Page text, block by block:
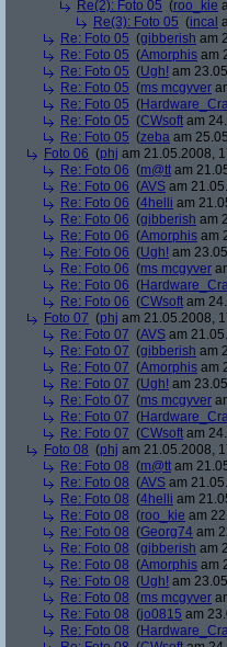
Re(2): Foto 05 (roo_kie
Re(3): Foto 05 (incal
Re: Foto 05 (gibberish am
Re: Foto 05 (Amorphis am
Re: Foto 05 (Ugh! am
Re: Foto 05 (ms mcgyver
Re: Foto 05 (
Re: Foto 05 (CWsoft am
Re: Foto 05 (zeba am
Foto 06 (phj am 21.05.2008,
Re: Foto 06 (m@tt am
Re: Foto 06 (AVS am
Re: Foto 06 (4helli am
Re: Foto 06 (gibberish am
Re: Foto 06 (Amorphis am
Re: Foto 06 (Ugh! am
Re: Foto 06 (ms mcgyver
Re: Foto 06 (
Re: Foto 06 (CWsoft am
Foto 07 (phj am 21.05.2008,
Re: Foto 07 (AVS am
Re: Foto 07 (gibberish am
Re: Foto 07 (Amorphis am
Re: Foto 07 (Ugh! am
Re: Foto 07 (ms mcgyver
Re: Foto 07 (
Re: Foto 07 (CWsoft am
Foto 08 (phj am 21.05.2008,
Re: Foto 08 (m@tt am
Re: Foto 08 (AVS am
Re: Foto 08 (4helli am
Re: Foto 08 (roo_kie am
Re: Foto 08 (Georg74 am
Re: Foto 08 (gibberish am
Re: Foto 08 (Amorphis am
Re: Foto 08 (Ugh! am
Re: Foto 08 (ms mcgyver
Re: Foto 08 (jo0815 am
Re: Foto 08 (